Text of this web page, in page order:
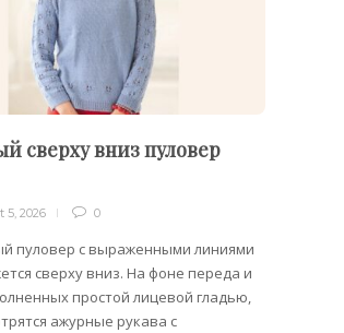
сверху вниз пуловер
5, 2026 0
пуловер с выраженными линиями
сверху вниз. На фоне переда и
простой лицевой гладью,
ажурные рукава с